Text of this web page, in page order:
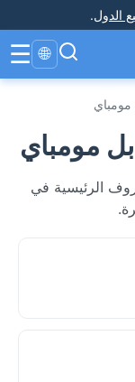
الدول.
🌐
☰
الرئيسية في